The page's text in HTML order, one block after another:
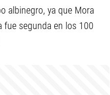
albinegro, ya que Mora
segunda en los 100